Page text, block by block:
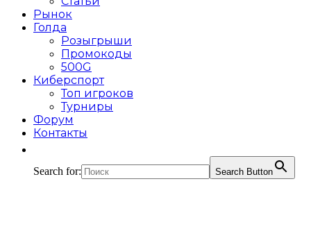
Рынок
Голда
Розыгрыши
Промокоды
500G
Киберспорт
Топ игроков
Турниры
Форум
Контакты
Search for: Search Button